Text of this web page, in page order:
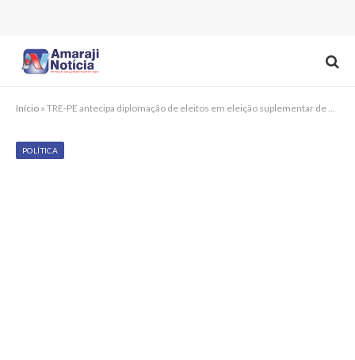
Início » TRE-PE antecipa diplomação de eleitos em eleição suplementar de Goiana para 26 de maio
POLÍTICA